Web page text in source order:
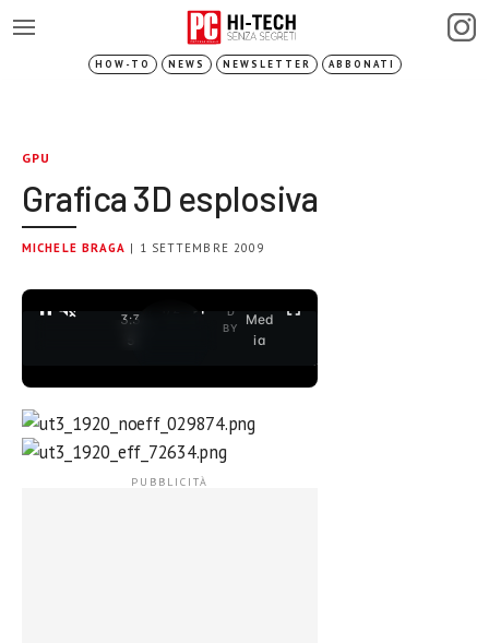
HOW-TO NEWS NEWSLETTER ABBONATI
GPU
Grafica 3D esplosiva
MICHELE BRAGA | 1 SETTEMBRE 2009
3:3
5
D
BY
Med
ia